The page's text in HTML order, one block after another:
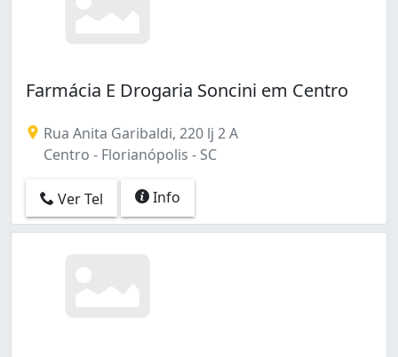
Farmácia E Drogaria Soncini em Centro
Rua Anita Garibaldi, 220 lj 2 A
Centro - Florianópolis - SC
Ver Tel Info